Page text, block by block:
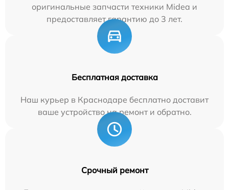
оригинальные запчасти техники Midea и
предоставляет гарантию до 3 лет.
Бесплатная доставка
Наш курьер в Краснодаре бесплатно доставит
ваше устройство на ремонт и обратно.
Срочный ремонт